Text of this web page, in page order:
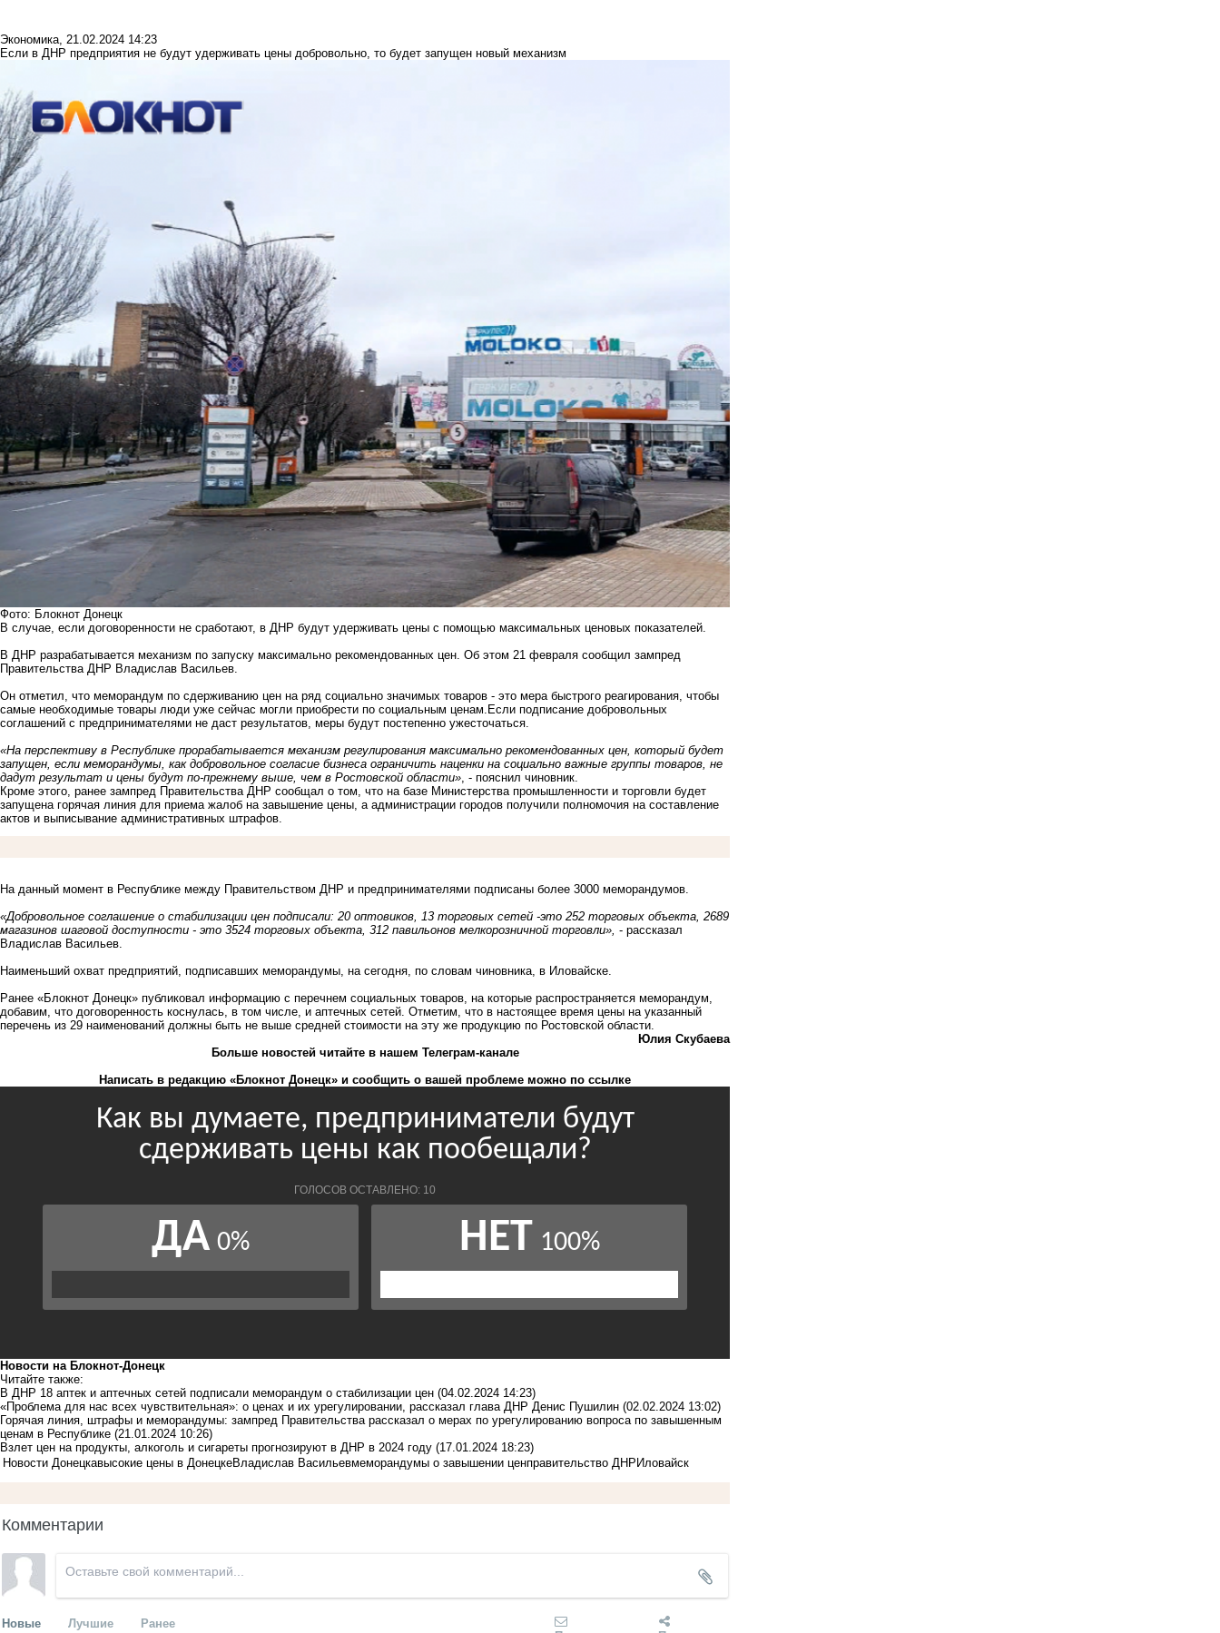
Экономика 21.02.2024 14:23
Если в ДНР предприятия не будут удерживать цены добровольно, то будет запущен новый механизм
Фото: Блокнот Донецк
В случае, если договоренности не сработают, в ДНР будут удерживать цены с помощью максимальных ценовых показателей.
В ДНР разрабатывается механизм по запуску максимально рекомендованных цен. Об этом 21 февраля сообщил зампред
Правительства ДНР Владислав Васильев.
Он отметил, что меморандум по сдерживанию цен на ряд социально значимых товаров - это мера быстрого реагирования, чтобы
самые необходимые товары люди уже сейчас могли приобрести по социальным ценам.Если подписание добровольных
соглашений с предпринимателями не даст результатов, меры будут постепенно ужесточаться.
«На перспективу в Республике прорабатывается механизм регулирования максимально рекомендованных цен, который будет
запущен, если меморандумы, как добровольное согласие бизнеса ограничить наценки на социально важные группы товаров, не
дадут результат и цены будут по-прежнему выше, чем в Ростовской области», - пояснил чиновник.
Кроме этого, ранее зампред Правительства ДНР сообщал о том, что на базе Министерства промышленности и торговли будет
запущена горячая линия для приема жалоб на завышение цены, а администрации городов получили полномочия на составление
актов и выписывание административных штрафов.
На данный момент в Республике между Правительством ДНР и предпринимателями подписаны более 3000 меморандумов.
«Добровольное соглашение о стабилизации цен подписали: 20 оптовиков, 13 торговых сетей -это 252 торговых объекта, 2689
магазинов шаговой доступности - это 3524 торговых объекта, 312 павильонов мелкорозничной торговли», - рассказал
Владислав Васильев.
Наименьший охват предприятий, подписавших меморандумы, на сегодня, по словам чиновника, в Иловайске.
Ранее «Блокнот Донецк» публиковал информацию с перечнем социальных товаров, на которые распространяется меморандум,
добавим, что договоренность коснулась, в том числе, и аптечных сетей. Отметим, что в настоящее время цены на указанный
перечень из 29 наименований должны быть не выше средней стоимости на эту же продукцию по Ростовской области.
Юлия Скубаева
Больше новостейчитайте в нашем Телеграм-канале
Написать в редакцию «Блокнот Донецк» и сообщить о вашей проблеме можно по ссылке
Новости на Блoкнoт-Донецк
Читайте также:
В ДНР 18 аптек и аптечных сетей подписали меморандум о стабилизации цен (04.02.2024 14:23)
«Проблема для нас всех чувствительная»: о ценах и их урегулировании, рассказал глава ДНР Денис Пушилин (02.02.2024 13:02)
Горячая линия, штрафы и меморандумы: зампред Правительства рассказал о мерах по урегулированию вопроса по завышенным
ценам в Республике (21.01.2024 10:26)
Взлет цен на продукты, алкоголь и сигареты прогнозируют в ДНР в 2024 году (17.01.2024 18:23)
Новости Донецкавысокие цены в ДонецкеВладислав Васильевмеморандумы о завышении ценправительство ДНР Иловайск
Комментарии
Новые Лучшие Ранее